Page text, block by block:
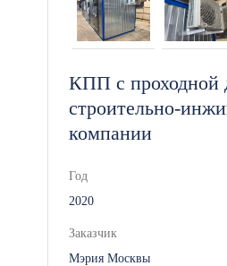
КПП с проходной
строительно-
компании
Год
2020
Заказчик
Мэрия Москвы